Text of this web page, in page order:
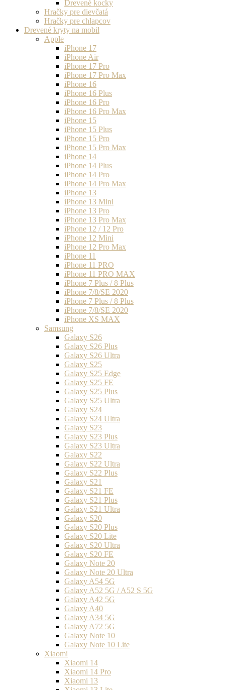
Drevené kocky
Hračky pre dievčatá
Hračky pre chlapcov
Drevené kryty na mobil
Apple
iPhone 17
iPhone Air
iPhone 17 Pro
iPhone 17 Pro Max
iPhone 16
iPhone 16 Plus
iPhone 16 Pro
iPhone 16 Pro Max
iPhone 15
iPhone 15 Plus
iPhone 15 Pro
iPhone 15 Pro Max
iPhone 14
iPhone 14 Plus
iPhone 14 Pro
iPhone 14 Pro Max
iPhone 13
iPhone 13 Mini
iPhone 13 Pro
iPhone 13 Pro Max
iPhone 12 / 12 Pro
iPhone 12 Mini
iPhone 12 Pro Max
iPhone 11
iPhone 11 PRO
iPhone 11 PRO MAX
iPhone 7 Plus / 8 Plus
iPhone 7/8/SE 2020
iPhone 7 Plus / 8 Plus
iPhone 7/8/SE 2020
iPhone XS MAX
Samsung
Galaxy S26
Galaxy S26 Plus
Galaxy S26 Ultra
Galaxy S25
Galaxy S25 Edge
Galaxy S25 FE
Galaxy S25 Plus
Galaxy S25 Ultra
Galaxy S24
Galaxy S24 Ultra
Galaxy S23
Galaxy S23 Plus
Galaxy S23 Ultra
Galaxy S22
Galaxy S22 Ultra
Galaxy S22 Plus
Galaxy S21
Galaxy S21 FE
Galaxy S21 Plus
Galaxy S21 Ultra
Galaxy S20
Galaxy S20 Plus
Galaxy S20 Lite
Galaxy S20 Ultra
Galaxy S20 FE
Galaxy Note 20
Galaxy Note 20 Ultra
Galaxy A54 5G
Galaxy A52 5G / A52 S 5G
Galaxy A42 5G
Galaxy A40
Galaxy A34 5G
Galaxy A72 5G
Galaxy Note 10
Galaxy Note 10 Lite
Xiaomi
Xiaomi 14
Xiaomi 14 Pro
Xiaomi 13